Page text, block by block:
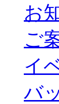
お
ご
イ
バ